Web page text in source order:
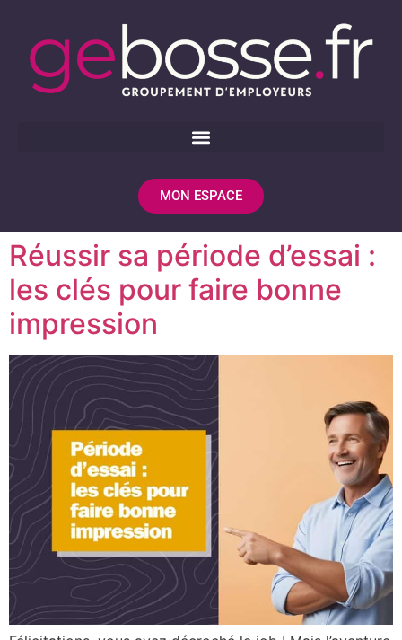
MON ESPACE
Réussir sa période d’essai :
les clés pour faire bonne
impression